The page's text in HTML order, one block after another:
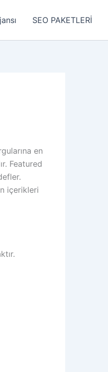
SEO PAKETLERİ
en
Featured
içerikleri